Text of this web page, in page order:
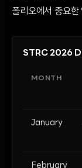
폴리오에서 중요한
STRC 2026
MONTH
January
February